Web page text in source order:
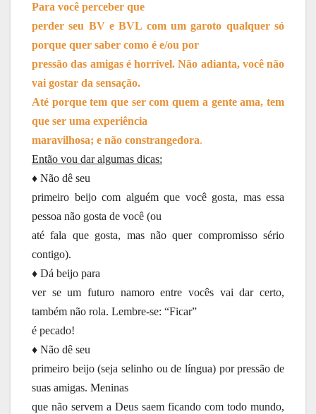
Para você perceber que
perder seu BV e BVL com um garoto qualquer só
porque quer saber como é e/ou por
pressão das amigas é horrível. Não adianta, você não
vai gostar da sensação.
Até porque tem que ser com quem a gente ama, tem
que ser uma experiência
maravilhosa; e não constrangedora.
Então vou dar algumas dicas:
♦ Não dê seu
primeiro beijo com alguém que você gosta, mas essa
pessoa não gosta de você (ou
até fala que gosta, mas não quer compromisso sério
contigo).
♦ Dá beijo para
ver se um futuro namoro entre vocês vai dar certo,
também não rola. Lembre-se: “Ficar”
é pecado!
♦ Não dê seu
primeiro beijo (seja selinho ou de língua) por pressão de
suas amigas. Meninas
que não servem a Deus saem ficando com todo mundo,